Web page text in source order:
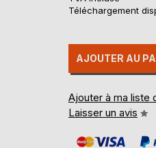
Téléchargement
AJOUTER AU
Ajouter à ma liste
Laisser un avis